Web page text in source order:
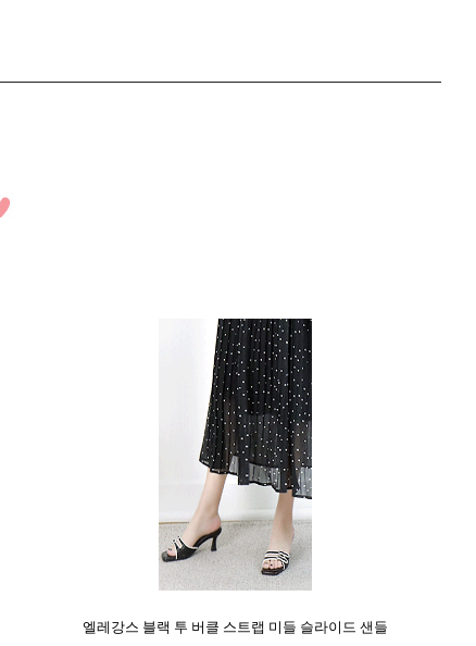
엘레강스 블랙 투 버클 스트랩 미들 슬라이드 샌들